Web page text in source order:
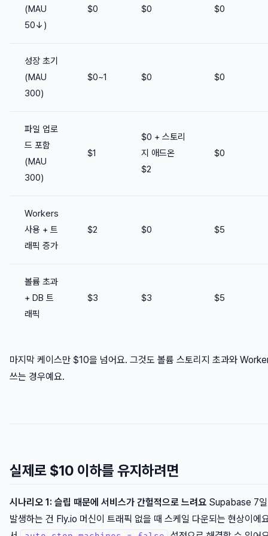
(MAU
50↓)
$0 $0 $0
성장 초기
(MAU
300)
$0~1 $0 $0
파일 업로
드 포함
(MAU
300)
$1
$0 + 스토리
지 애드온
$2
$0
Workers
사용 + 트
래픽 증가
$2 $0 $5
볼륨 초과
+ DB 트
래픽
$3 $3 $5
마지막 케이스만 $10을 넘어요. 그것도 볼륨 스토리지 초과와
쓰는 경우예요.
실제로 $10 이하를 유지하려면
시나리오 1: 슬립 때문에 서비스가 간헐적으로 느려요 Supabase 7일
발생하는 건 Fly.io 머신이 트래픽 없을 때 스케일 다운되는 현상이에